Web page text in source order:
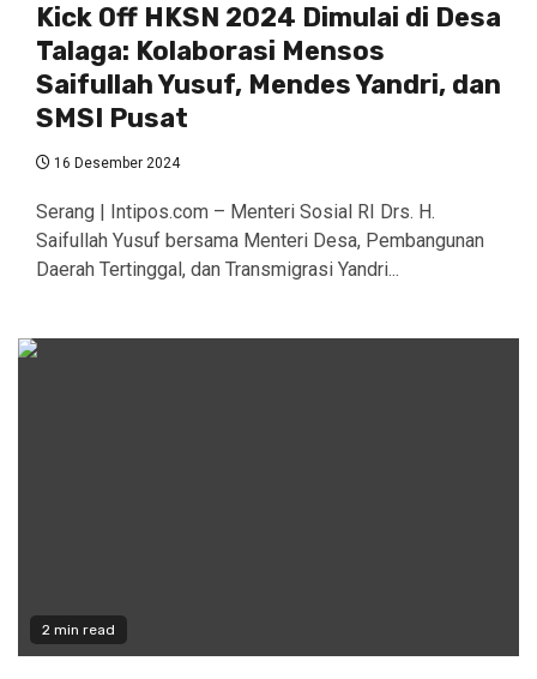
Kick Off HKSN 2024 Dimulai di Desa
Talaga: Kolaborasi Mensos
Saifullah Yusuf, Mendes Yandri, dan
SMSI Pusat
16 Desember 2024
Serang | Intipos.com – Menteri Sosial RI Drs. H.
Saifullah Yusuf bersama Menteri Desa, Pembangunan
Daerah Tertinggal, dan Transmigrasi Yandri...
2 min read